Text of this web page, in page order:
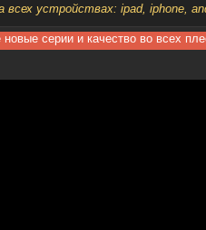
устройствах: ipad, iphone,
новые серии и качество во всех